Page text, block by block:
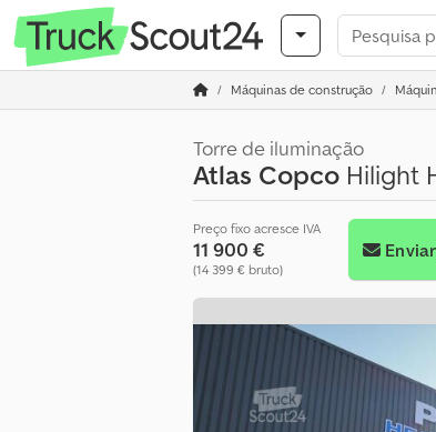
Máquinas de construção
Torre de iluminação
Atlas Copco Hilight
Preço fixo acresce IVA
11 900 €
(14 399 € bruto)